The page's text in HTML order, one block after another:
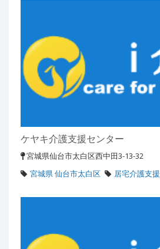
ケヤキ介護支援センター
宮城県仙台市太白区西中田3-13-32
宮城県 仙台市太白区
居宅介護支援